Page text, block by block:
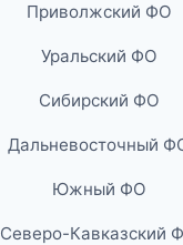
Приволжский ФО
Уральский ФО
Сибирский ФО
Дальневосточный
Южный ФО
Северо-Кавказский